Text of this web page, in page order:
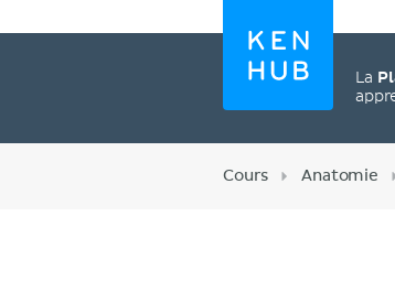
La
Cours Anatomie